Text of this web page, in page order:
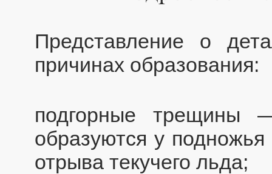
Представление о
причинах образования:
подгорные трещины
образуются у
отрыва текучего льда;